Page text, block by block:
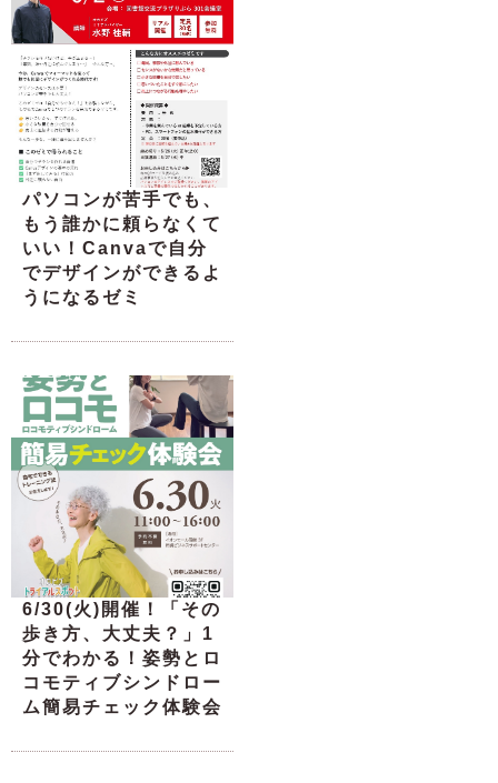
パソコンが苦手でも、
もう誰かに頼らなくて
いい！Canvaで自分
でデザインができるよ
うになるゼミ
6/30(火)開催！「その
歩き方、大丈夫？」1
分でわかる！姿勢とロ
コモティブシンドロー
ム簡易チェック体験会